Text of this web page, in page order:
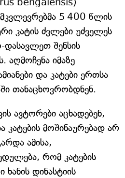
bengalensis)
5 400 წლის
კატის ძვლები უძველეს
შენსის
აღმოჩენა იმაზე
და კატები ერთსა
თანაცხოვრობდნენ.
ავტორები აცხადებენ,
მოშინაურებად არ
ამისა,
რომ კატების
ხანის დინასტიის